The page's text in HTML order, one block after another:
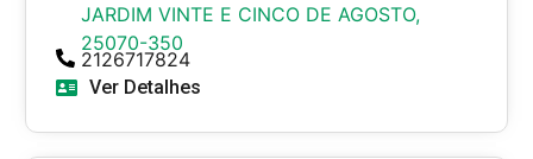
JARDIM VINTE E CINCO DE AGOSTO,
25070-350
2126717824
Ver Detalhes